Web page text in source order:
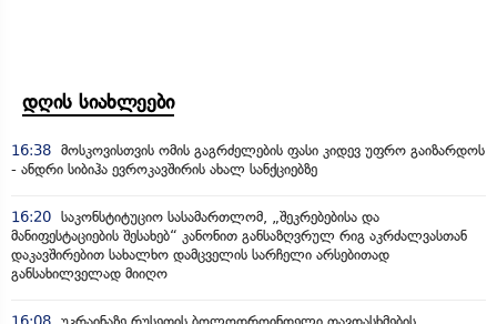
დღის სიახლეები
16:38 მოსკოვისთვის ომის გაგრძელების ფასი კიდევ უფრო გაიზარდოს
- ანდრი სიბიჰა ევროკავშირის ახალ სანქციებზე
16:20 საკონსტიტუციო სასამართლომ, „შეკრებებისა და
მანიფესტაციების შესახებ“ კანონით განსაზღვრულ რიგ აკრძალვასთან
დაკავშირებით სახალხო დამცველის სარჩელი არსებითად
განსახილველად მიიღო